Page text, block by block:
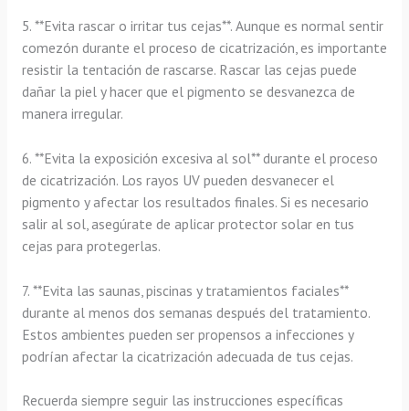
5. **Evita rascar o irritar tus cejas**. Aunque es normal sentir
comezón durante el proceso de cicatrización, es importante
resistir la tentación de rascarse. Rascar las cejas puede
dañar la piel y hacer que el pigmento se desvanezca de
manera irregular.
6. **Evita la exposición excesiva al sol** durante el proceso
de cicatrización. Los rayos UV pueden desvanecer el
pigmento y afectar los resultados finales. Si es necesario
salir al sol, asegúrate de aplicar protector solar en tus
cejas para protegerlas.
7. **Evita las saunas, piscinas y tratamientos faciales**
durante al menos dos semanas después del tratamiento.
Estos ambientes pueden ser propensos a infecciones y
podrían afectar la cicatrización adecuada de tus cejas.
Recuerda siempre seguir las instrucciones específicas